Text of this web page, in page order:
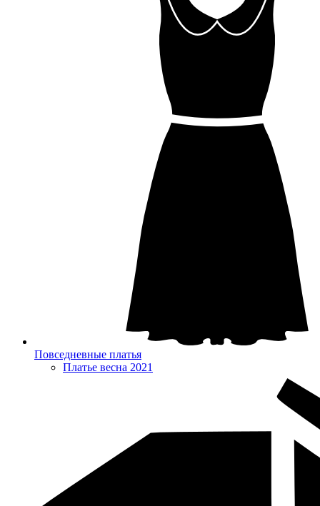
Повседневные платья
Платье весна 2021